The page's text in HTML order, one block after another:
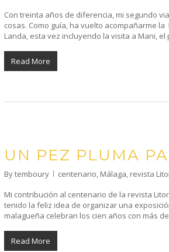
Con treinta años de diferencia, mi segundo
cosas. Como guía, ha vuelto acompañarme
Landa, esta vez incluyendo la visita a Mani,
Read More
UN PEZ PLUMA
Bytemboury centenario, Málaga, revista
Mi contribución al centenario de la revista
tenido la feliz idea de organizar una
malagueña celebran los cien años con más
Read More